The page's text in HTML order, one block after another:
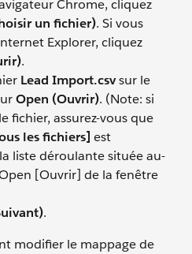
Chrome, cliquez
un fichier). Si vous
Explorer, cliquez
.
Lead Import.csvsur le
Open (Ouvrir). (Note: si
fichier, assurez-vous que
les fichiers] est
liste déroulante située au-
[Ouvrir] de la fenêtre
.
modifier le mappage de